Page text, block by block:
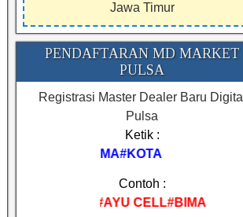
Jawa Timur
PENDAFTARAN MD MARKET
PULSA
Registrasi Master Dealer Baru Digital
Pulsa
Ketik :
REGMA#NAMA#KOTA
Contoh :
REGMA#AYU CELL#BIMA